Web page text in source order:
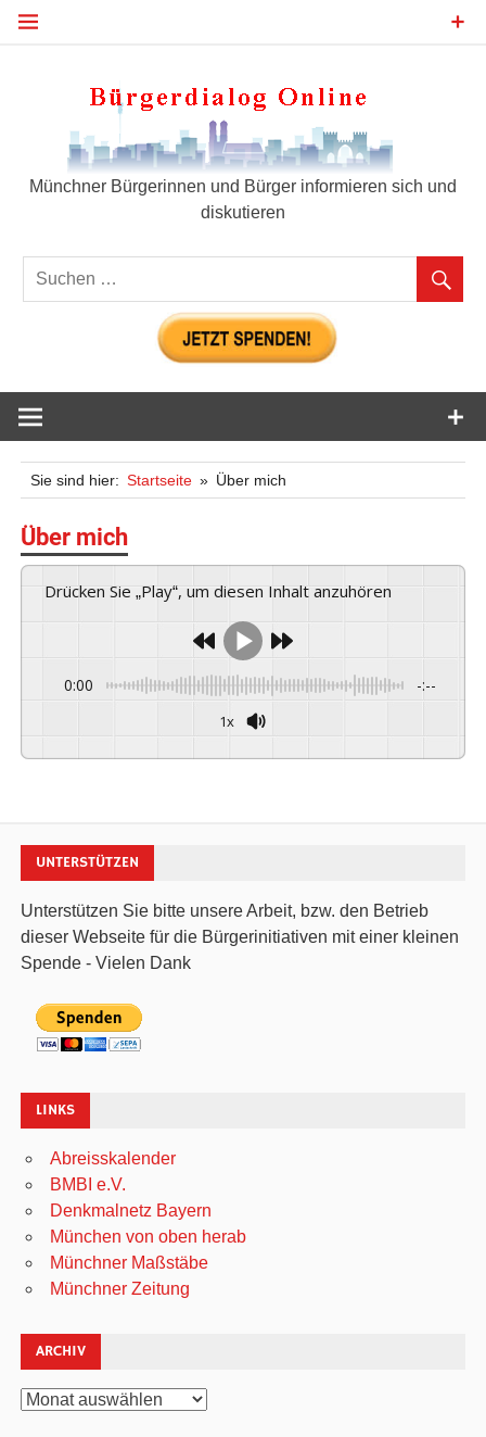
Zum
Münchner Bürgerinnen und Bürger informieren sich und
diskutieren
Sie sind hier: Startseite Über mich
Über mich
Drücken Sie „Play“, um diesen Inhalt anzuhören
0:00 -:--
1x
UNTERSTÜTZEN
Unterstützen Sie bitte unsere Arbeit, bzw. den Betrieb
dieser Webseite für die Bürgerinitiativen mit einer kleinen
Spende - Vielen Dank
LINKS
Abreisskalender
BMBI e.V.
Denkmalnetz Bayern
München von oben herab
Münchner Maßstäbe
Münchner Zeitung
ARCHIV
Archiv